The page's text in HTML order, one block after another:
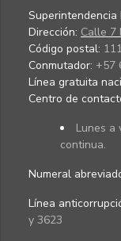
Superintendencia
Dirección: Calle 7
Código postal:
Conmutador: +57
Línea gratuita
Centro de
Lunes a
continua.
Numeral
Línea
y 3623